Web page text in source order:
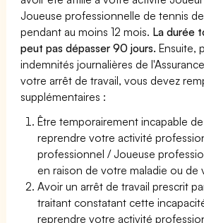
Joueuse professionnelle de tennis
pendant au moins 12 mois. La durée
peut pas dépasser 90 jours. Ensuite,
indemnités journalières de
votre arrêt de travail, vous devez
supplémentaires :
Être temporairement incapable
reprendre votre activité
professionnel / Joueuse
en raison de votre maladie ou de
Avoir un arrêt de travail prescrit
traitant constatant cette
reprendre votre activité